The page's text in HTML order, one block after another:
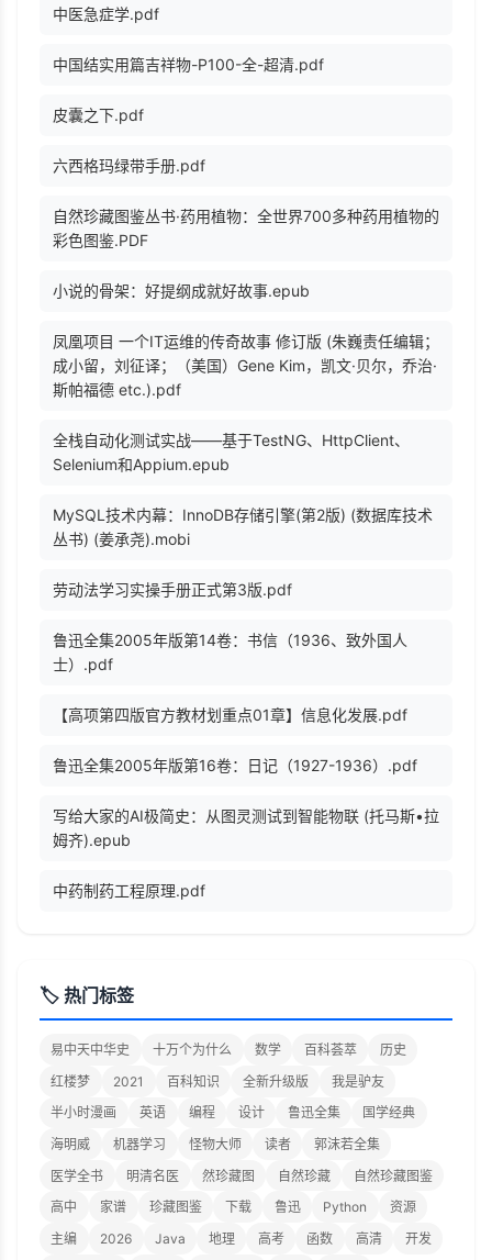
中医急症学.pdf
中国结实用篇吉祥物-P100-全-超清.pdf
皮囊之下.pdf
六西格玛绿带手册.pdf
自然珍藏图鉴丛书·药用植物：全世界700多种药用植物的
彩色图鉴.PDF
小说的骨架：好提纲成就好故事.epub
凤凰项目 一个IT运维的传奇故事 修订版 (朱巍责任编辑；
成小留，刘征译；（美国）Gene Kim，凯文·贝尔，乔治·
斯帕福德 etc.).pdf
全栈自动化测试实战——基于TestNG、HttpClient、
Selenium和Appium.epub
MySQL技术内幕：InnoDB存储引擎(第2版) (数据库技术
丛书) (姜承尧).mobi
劳动法学习实操手册正式第3版.pdf
鲁迅全集2005年版第14卷：书信（1936、致外国人
士）.pdf
【高项第四版官方教材划重点01章】信息化发展.pdf
鲁迅全集2005年版第16卷：日记（1927-1936）.pdf
写给大家的AI极简史：从图灵测试到智能物联 (托马斯•拉
姆齐).epub
中药制药工程原理.pdf
🏷️ 热门标签
易中天中华史 十万个为什么 数学 百科荟萃
历史
红楼梦
2021 百科知识 全新升级版
我是驴友
半小时漫画
英语 编程 设计 鲁迅全集
国学经典
海明威
机器学习 怪物大师 读者
郭沫若全集
医学全书
明清名医 然珍藏图 自然珍藏
自然珍藏图鉴
高中
家谱 珍藏图鉴 下载 鲁迅 Python
资源
主编
2026 Java 地理 高考 函数 高清
开发